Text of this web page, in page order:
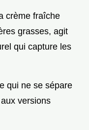
crème fraîche
grasses, agit
qui capture les
qui ne se sépare
versions